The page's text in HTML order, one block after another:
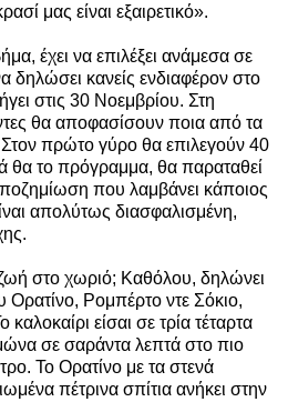
μας είναι εξαιρετικό».
έχει να επιλέξει ανάμεσα σε
δηλώσει κανείς ενδιαφέρον στο
στις 30 Νοεμβρίου. Στη
θα αποφασίσουν ποια από τα
Στον πρώτο γύρο θα επιλεγούν 40
θα το πρόγραμμα, θα παραταθεί
που λαμβάνει κάποιος
απολύτως διασφαλισμένη,
στο χωριό; Καθόλου, δηλώνει
Ρομπέρτο ντε Σόκιο,
είσαι σε τρία τέταρτα
σε σαράντα λεπτά στο πιο
Το Ορατίνο με τα στενά
πέτρινα σπίτια ανήκει στην